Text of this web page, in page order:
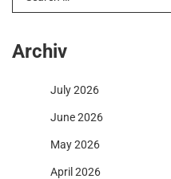
for:
Archiv
July 2026
June 2026
May 2026
April 2026